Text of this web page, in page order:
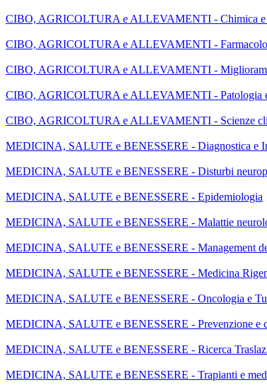
CIBO, AGRICOLTURA e ALLEVAMENTI - Chimica e
CIBO, AGRICOLTURA e ALLEVAMENTI -
CIBO, AGRICOLTURA e ALLEVAMENTI -
CIBO, AGRICOLTURA e ALLEVAMENTI - Patologia
CIBO, AGRICOLTURA e ALLEVAMENTI - Scienze
MEDICINA, SALUTE e BENESSERE - Diagnostica e
MEDICINA, SALUTE e BENESSERE - Disturbi
MEDICINA, SALUTE e BENESSERE - Epidemiologia
MEDICINA, SALUTE e BENESSERE - Malattie
MEDICINA, SALUTE e BENESSERE - Management
MEDICINA, SALUTE e BENESSERE - Medicina
MEDICINA, SALUTE e BENESSERE - Oncologia e
MEDICINA, SALUTE e BENESSERE - Prevenzione e
MEDICINA, SALUTE e BENESSERE - Ricerca
MEDICINA, SALUTE e BENESSERE - Trapianti e